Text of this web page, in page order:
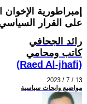
إمبراطورية
على القرار السياسي
رائد الجحافي
كاتب ومحامي
(Raed Al-jhafi)
2023 / 7 / 13
مواضيع وابحاث سياسية